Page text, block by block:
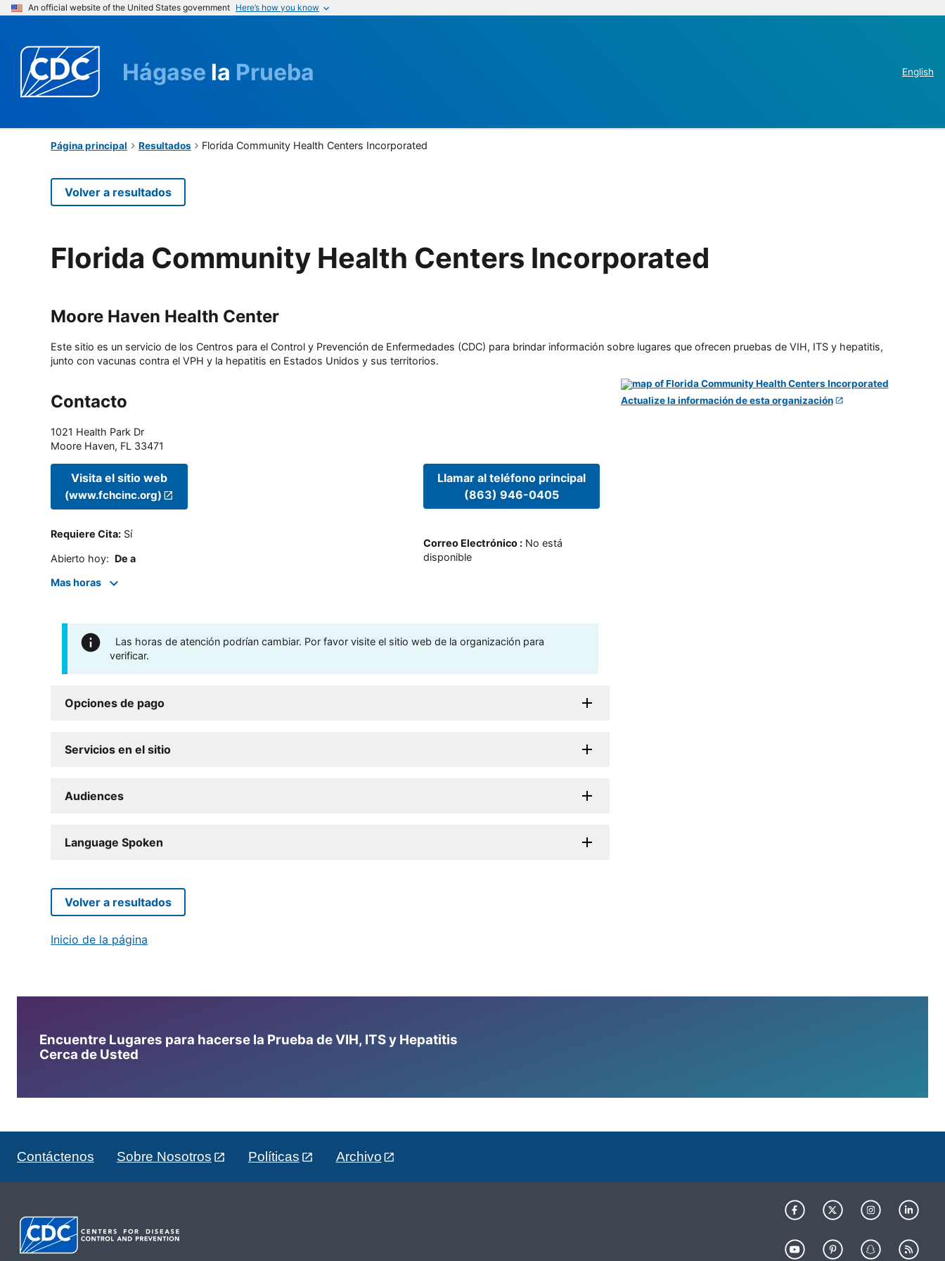
An official website of the United States government Here’s how you know
Hágase la Prueba English
Página principal Resultados Florida Community Health Centers Incorporated
Volver a resultados
Florida Community Health Centers Incorporated
Moore Haven Health Center
Este sitio es un servicio de los Centros para el Control y Prevención de Enfermedades (CDC) para brindar información sobre lugares que ofrecen pruebas de VIH, ITS y hepatitis,
junto con vacunas contra el VPH y la hepatitis en Estados Unidos y sus territorios.
Contacto
1021 Health Park Dr
Moore Haven, FL 33471
Visita el sitio web
(www.fchcinc.org)
Requiere Cita: Sí
Abierto hoy: De a
Mas horas
Llamar al teléfono principal
(863) 946-0405
Correo Electrónico: No está
disponible
Las horas de atención podrían cambiar. Por favor visite el sitio web de la organización para
verificar.
Opciones de pago
Servicios en el sitio
Audiences
Language Spoken
Actualize la información de esta organización
Volver a resultados
Inicio de la página
Encuentre Lugares para hacerse la Prueba de VIH, ITS y Hepatitis
Cerca de Usted
Contáctenos Sobre Nosotros Políticas Archivo